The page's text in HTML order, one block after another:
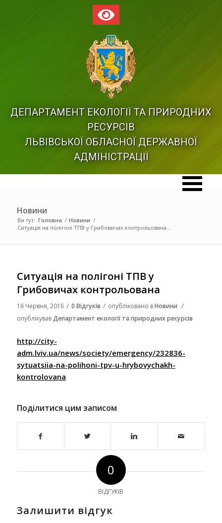
ДЕПАРТАМЕНТ ЕКОЛОГІЇ ТА ПРИРОДНИХ
РЕСУРСІВ
ЛЬВІВСЬКОЇ ОБЛАСНОЇ ДЕРЖАВНОЇ
АДМІНІСТРАЦІЇ
Новини
Ви тут: Головна / Новини /
Ситуація на полігоні ТПВ у Грибовичах контрольована...
Ситуація на полігоні ТПВ у
Грибовичах контрольована
16 Червня, 2016 / 0 Відгуків / опубліковано вНовини /
опублікувавДепартамент екології та природних ресурсів
http://city-
adm.lviv.ua/news/society/emergency/232836-
sytuatsiia-na-polihoni-tpv-u-hrybovychakh-
kontrolovana
Поділитися цим записом
0
ВІДГУКІВ
Залишити відгук